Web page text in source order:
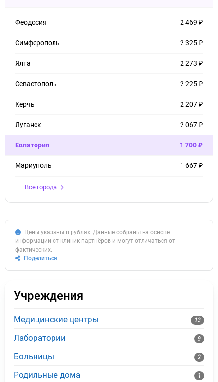
Феодосия 2 469 ₽
Симферополь 2 325 ₽
Ялта 2 273 ₽
Севастополь 2 225 ₽
Керчь 2 207 ₽
Луганск 2 067 ₽
Евпатория 1 700 ₽
Мариуполь 1 667 ₽
Все города
Цены указаны в рублях. Данные собраны на основе
информации от клиник-партнёров и могут отличаться от
фактических.
Поделиться
Учреждения
Медицинские центры 13
Лаборатории 9
Больницы 2
Родильные дома 1